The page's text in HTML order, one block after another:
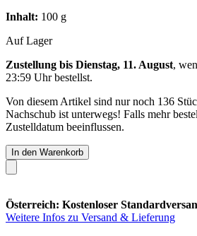
Inhalt: 100 g
Auf Lager
Zustellung bis Dienstag, 11. August,
23:59 Uhrbestellst.
Von diesem Artikel sind nur noch 136
Nachschub ist unterwegs! Falls mehr
Zustelldatum beeinflussen.
In den Warenkorb
Österreich: Kostenloser
Weitere Infos zu Versand & Lieferung